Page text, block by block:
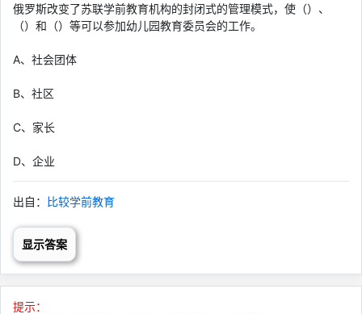
俄罗斯改变了苏联学前教育机构的封闭式的管理模式，使（）、
（）和（）等可以参加幼儿园教育委员会的工作。
A、社会团体
B、社区
C、家长
D、企业
出自： 比较学前教育
显示答案
提示：